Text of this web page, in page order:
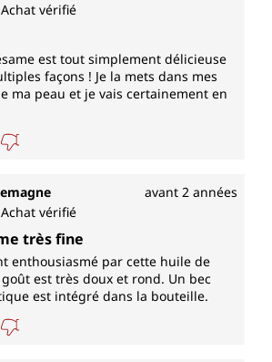
5 sur 5 étoiles
Achat vérifié
est tout simplement délicieuse
façons ! Je la mets dans mes
ma peau et je vais certainement en
avant 2 années
5 sur 5 étoiles
Achat vérifié
très fine
enthousiasmé par cette huile de
est très doux et rond. Un bec
est intégré dans la bouteille.